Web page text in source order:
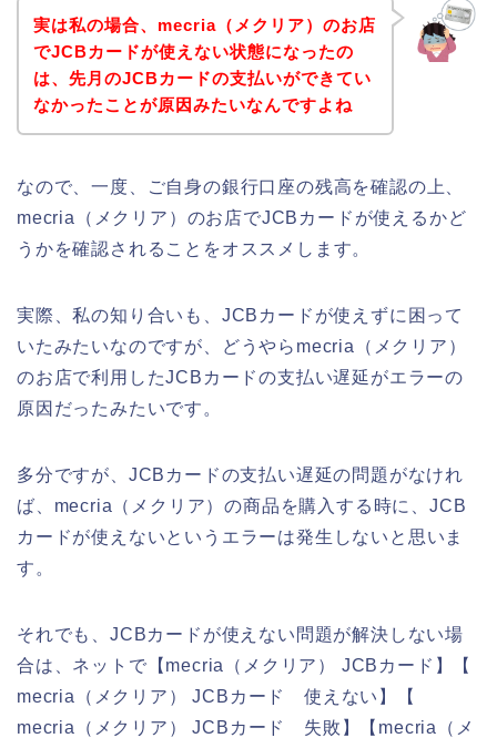
実は私の場合、mecria（メクリア）のお店
でJCBカードが使えない状態になったの
は、先月のJCBカードの支払いができてい
なかったことが原因みたいなんですよね
なので、一度、ご自身の銀行口座の残高を確認の上、
mecria（メクリア）のお店でJCBカードが使えるかど
うかを確認されることをオススメします。
実際、私の知り合いも、JCBカードが使えずに困って
いたみたいなのですが、どうやらmecria（メクリア）
のお店で利用したJCBカードの支払い遅延がエラーの
原因だったみたいです。
多分ですが、JCBカードの支払い遅延の問題がなけれ
ば、mecria（メクリア）の商品を購入する時に、JCB
カードが使えないというエラーは発生しないと思いま
す。
それでも、JCBカードが使えない問題が解決しない場
合は、ネットで【mecria（メクリア） JCBカード】【
mecria（メクリア） JCBカード 使えない】【
mecria（メクリア） JCBカード 失敗】【mecria（メ